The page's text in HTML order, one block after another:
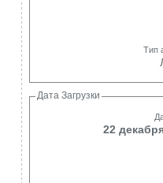
Тип
Дата Загрузки
22